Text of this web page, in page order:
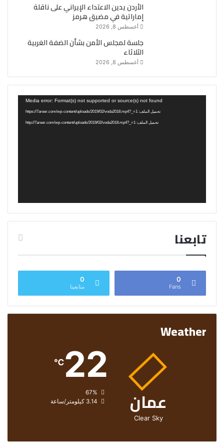
الأردن يدين الاعتداء الإيراني على ناقلة
إماراتية في مضيق هرمز
أغسطس 8, 2026
جلسة لمجلس الأمن بشأن الضفة الغربية
الثلاثاء
أغسطس 8, 2026
Media error: Format(s) not supported or source(s) not found
تحميل الملف: https://7areer.com/wp-content/uploads/2019/02/voda2018.mp4?_=1
تحميل الملف: http://7areer.com/wp-content/uploads/2019/02/voda2018.mp4?_=1
تابعنا
0
Fans
0
متابعينا
Weather
عمان
Clear Sky
22
℃
الرطوبة:
الرياح: